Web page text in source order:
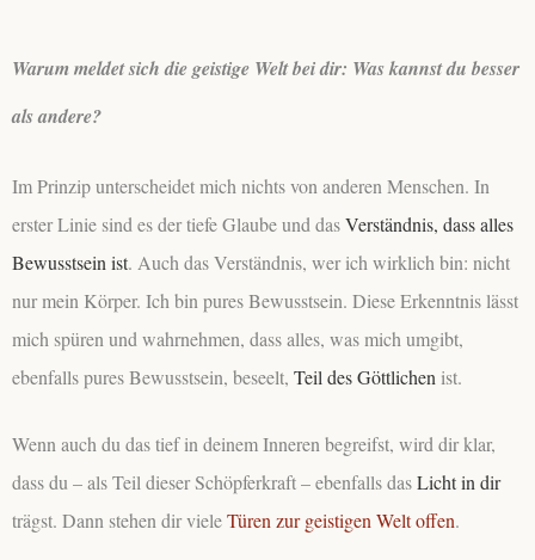
Warum meldet sich die geistige Welt bei dir: Was kannst du besser
als andere?
Im Prinzip unterscheidet mich nichts von anderen Menschen. In
erster Linie sind es der tiefe Glaube und dasVerständnis, dass alles
Bewusstsein ist. Auch das Verständnis, wer ich wirklich bin: nicht
nur mein Körper. Ich bin pures Bewusstsein. Diese Erkenntnis lässt
mich spüren und wahrnehmen, dass alles, was mich umgibt,
ebenfalls pures Bewusstsein, beseelt, Teil des Göttlichen ist.
Wenn auch du das tief in deinem Inneren begreifst, wird dir klar,
dass du – als Teil dieser Schöpferkraft – ebenfalls dasLicht in dir
trägst. Dann stehen dir vieleTüren zur geistigen Welt offen.